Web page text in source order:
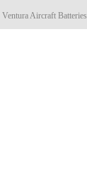
Ventura Aircraft Batteries